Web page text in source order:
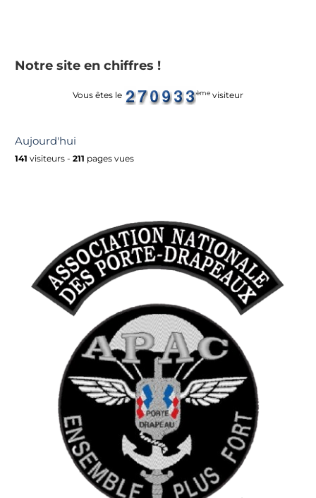
Notre site en chiffres !
Vous êtes le ème visiteur
Aujourd'hui
141 visiteurs - 211 pages vues